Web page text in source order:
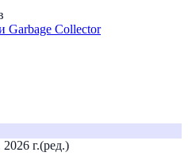
Garbage Collector
2026 г.(ред.)